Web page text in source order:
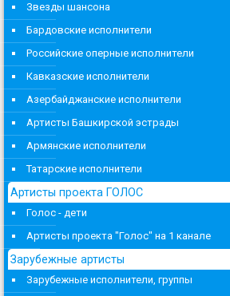
Звезды шансона
Бардовские исполнители
Российские оперные исполнители
Кавказские исполнители
Азербайджанские исполнители
Артисты Башкирской эстрады
Армянские исполнители
Татарские исполнители
Артисты проекта ГОЛОС
Голос - дети
Артисты проекта "Голос" на 1 канале
Зарубежные артисты
Зарубежные исполнители, группы